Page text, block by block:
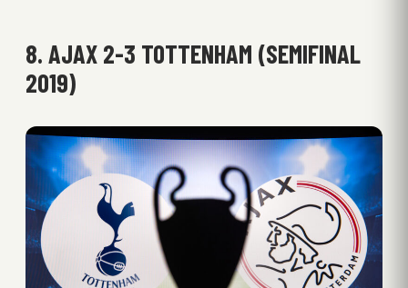
8. AJAX 2-3 TOTTENHAM (SEMIFINAL
2019)